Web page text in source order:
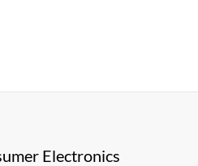
Electronics